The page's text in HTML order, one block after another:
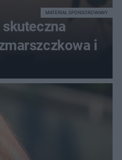
i
MATERIAŁ SPONSOROWANY